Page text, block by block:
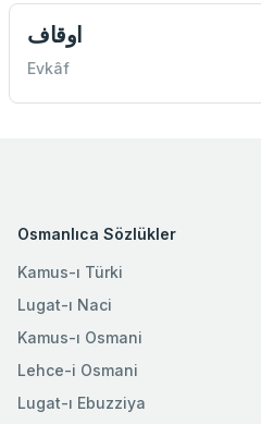
اوقاف
Evkâf
Osmanlıca Sözlükler
Kamus-ı Türki
Lugat-ı Naci
Kamus-ı Osmani
Lehce-i Osmani
Lugat-ı Ebuzziya